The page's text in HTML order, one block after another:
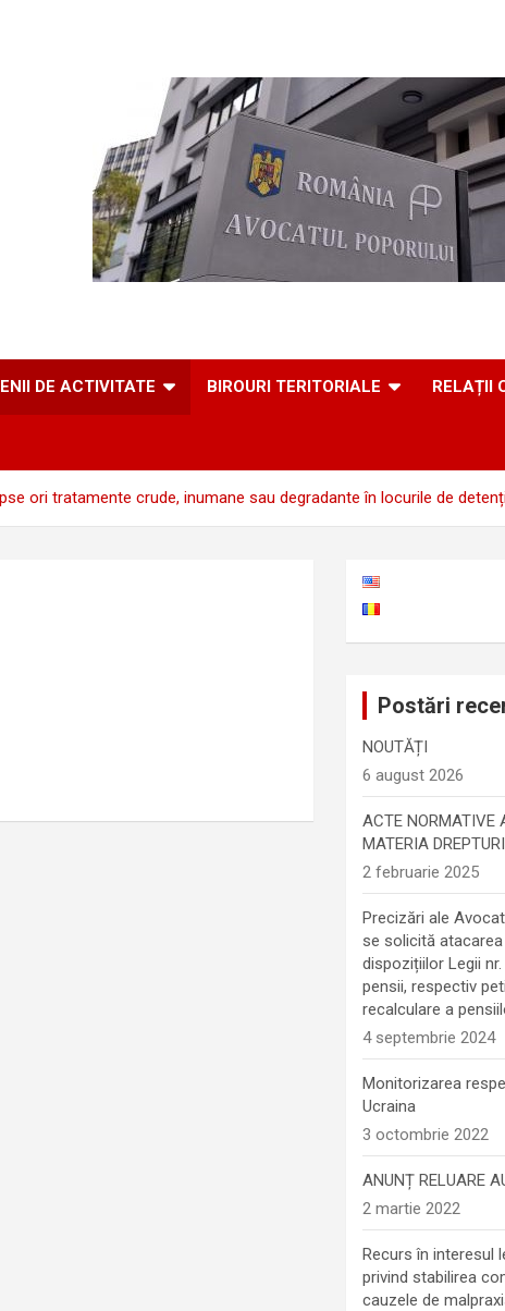
DE ACTIVITATE BIROURI TERITORIALE RELAȚII
ori tratamente crude, inumane sau degradante în locurile de
Postări
NOUTĂȚI
6 august 2026
ACTE NORMATIVE
MATERIA
2 februarie 2025
Precizări ale
se solicită
dispozițiilor Legii
pensii, respectiv
recalculare a
4 septembrie 2024
Monitorizarea
Ucraina
3 octombrie 2022
ANUNȚ RELUARE
2 martie 2022
Recurs în interesul
privind stabilirea
cauzele de